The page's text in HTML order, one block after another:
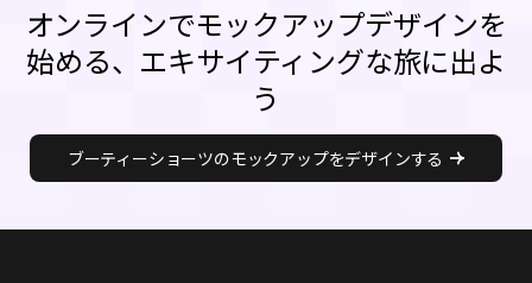
オンラインでモックアップデザインを
始める、エキサイティングな旅に出よ
う
ブーティーショーツのモックアップをデザインする